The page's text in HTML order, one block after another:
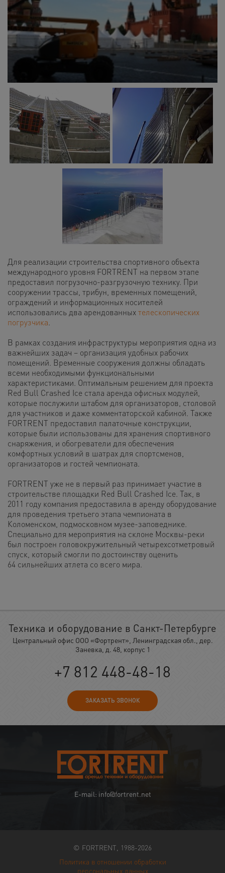
Для реализации строительства спортивного объекта
международного уровня FORTRENT на первом этапе
предоставил погрузочно-разгрузочную технику. При
сооружении трассы, трибун, временных помещений,
ограждений и информационных носителей
использовались два арендованныхтелескопических
погрузчика
В рамках создания инфраструктуры мероприятия одна из
важнейших задач – организация удобных рабочих
помещений. Временные сооружения должны обладать
всеми необходимыми функциональными
характеристиками. Оптимальным решением для проекта
Red Bull Crashed Ice стала аренда офисных модулей,
которые послужили штабом для организаторов, столовой
для участников и даже комментаторской кабиной. Также
FORTRENT предоставил палаточные конструкции,
которые были использованы для хранения спортивного
снаряжения, и обогреватели для обеспечения
комфортных условий в шатрах для спортсменов,
организаторов и гостей чемпионата.
FORTRENT уже не в первый раз принимает участие в
строительстве площадки Red Bull Crashed Ice. Так, в
2011 году компания предоставила в аренду оборудование
для проведения третьего этапа чемпионата в
Коломенском, подмосковном музее-заповеднике.
Специально для мероприятия на склоне Москвы-реки
был построен головокружительный четырехсотметровый
спуск, который смогли по достоинству оценить
64 сильнейших атлета со всего мира.
Техника и оборудование в Санкт-Петербурге
Центральный офис ООО «Фортрент», Ленинградская обл., дер.
Заневка, д. 48, корпус 1
+7 812 448-48-18
ЗАКАЗАТЬ ЗВОНОК
E-mail: info@fortrent.net
© FORTRENT, 1988-2026
Политика в отношении обработки
персональных данных